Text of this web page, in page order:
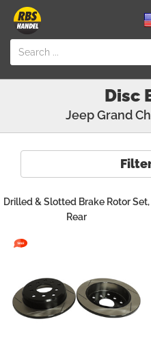
Disc
JeepGrand
Drilled & Slotted Brake Rotor Set,
Rear